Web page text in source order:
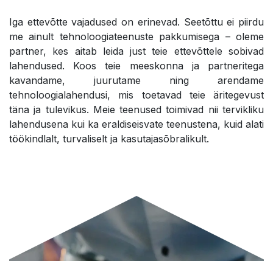
Iga ettevõtte vajadused on erinevad. Seetõttu ei piirdu
me ainult tehnoloogiateenuste pakkumisega – oleme
partner, kes aitab leida just teie ettevõttele sobivad
lahendused. Koos teie meeskonna ja partneritega
kavandame, juurutame ning arendame
tehnoloogialahendusi, mis toetavad teie äritegevust
täna ja tulevikus. Meie teenused toimivad nii tervikliku
lahendusena kui ka eraldiseisvate teenustena, kuid alati
töökindlalt, turvaliselt ja kasutajasõbralikult.